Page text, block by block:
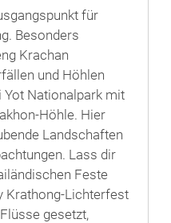
für
Besonders
Krachan
und Höhlen
Yot Nationalpark mit
Höhle. Hier
Landschaften
Lass dir
Feste
Krathong-Lichterfest
gesetzt,